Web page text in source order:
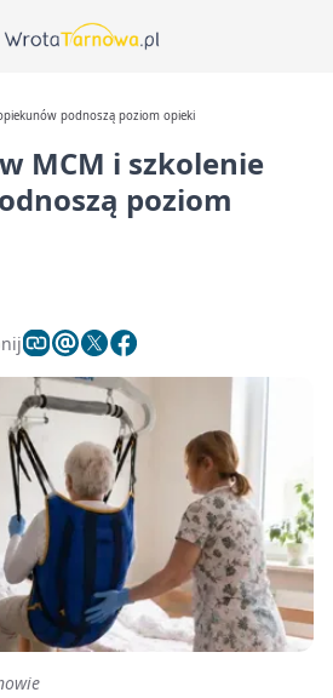
podnoszą poziom opieki
MCM i szkolenie
poziom